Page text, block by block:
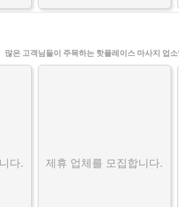
많은 고객님들이 주목하는 핫플레이스 마사지 업
다. 제휴 업체를 모집합니다.